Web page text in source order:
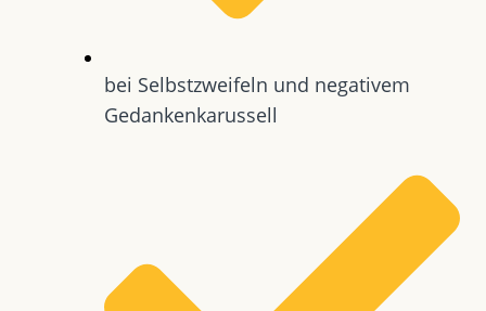
bei Selbstzweifeln und negativem
Gedankenkarussell